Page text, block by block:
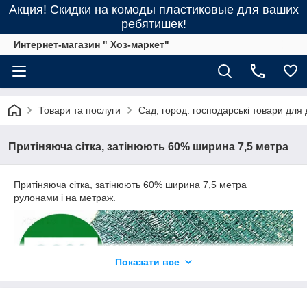
Акция! Скидки на комоды пластиковые для ваших
ребятишек!
Интернет-магазин " Хоз-маркет"
Товари та послуги Сад, город. господарські товари для
Притіняюча сітка, затінюють 60% ширина 7,5 метра
Притіняюча сітка, затінюють 60% ширина 7,5 метра
рулонами і на метраж.
Показати все